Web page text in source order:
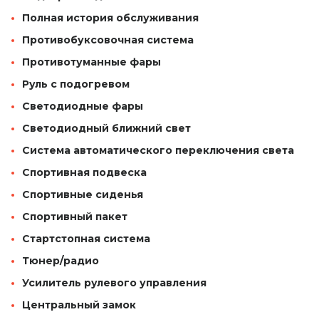
Полная история обслуживания
Противобуксовочная система
Противотуманные фары
Руль с подогревом
Светодиодные фары
Светодиодный ближний свет
Система автоматического переключения света
Спортивная подвеска
Спортивные сиденья
Спортивный пакет
Стартстопная система
Тюнер/радио
Усилитель рулевого управления
Центральный замок